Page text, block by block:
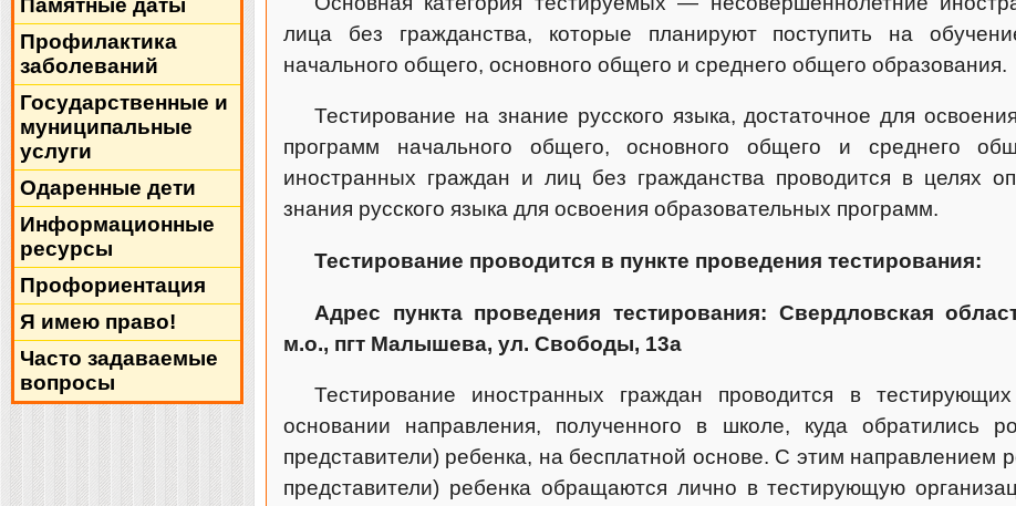
Памятные даты
Профилактика
заболеваний
Государственные и
муниципальные
услуги
Одаренные дети
Информационные
ресурсы
Профориентация
Я имею право!
Часто задаваемые
вопросы
лица без гражданства, которые планируют поступить на
начального общего, основного общего и среднего общего образования.
Тестирование на знание русского языка, достаточное для
программ начального общего, основного общего и среднего
иностранных граждан и лиц без гражданства проводится в целях
знания русского языка для освоения образовательных программ.
Тестирование проводится в пункте проведения тестирования:
Адрес пункта проведения тестирования: Свердловская
м.о., пгт Малышева, ул. Свободы, 13а
Тестирование иностранных граждан проводится в
основании направления, полученного в школе, куда обратились
представители) ребенка, на бесплатной основе. С этим направлением
представители) ребенка обращаются лично в тестирующую